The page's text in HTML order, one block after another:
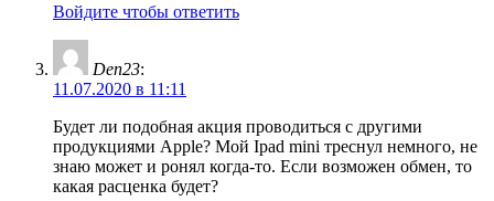
Войдите чтобы ответить
Den23:
11.07.2020 в 11:11
Будет ли подобная акция проводиться с другими
продукциями Apple? Мой Ipad mini треснул немного, не
знаю может и ронял когда-то. Если возможен обмен, то
какая расценка будет?